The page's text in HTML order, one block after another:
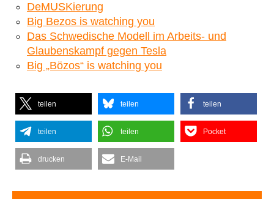
DeMUSKierung
Big Bezos is watching you
Das Schwedische Modell im Arbeits- und
Glaubenskampf gegen Tesla
Big „Bözos“ is watching you
teilen teilen teilen
teilen teilen Pocket
drucken E-Mail